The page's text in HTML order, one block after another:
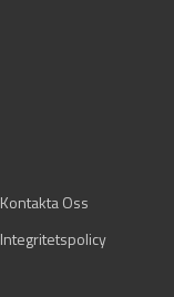
Kontakta Oss
Integritetspolicy